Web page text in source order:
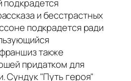
подкрадется
и бесстрастных
подкрадется ради
также
придатком для
Сундук "Путь героя"